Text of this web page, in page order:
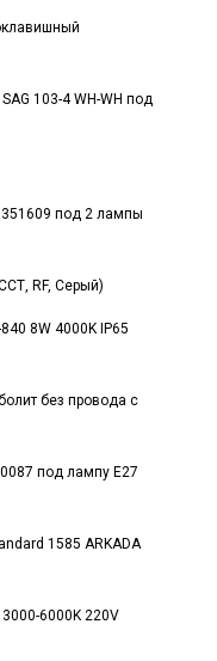
103-4 WH-WH под
351609 под 2 лампы
RF, Серый)
8W 4000K IP65
без провода с
под лампу E27
1585 ARKADA
6000K 220V